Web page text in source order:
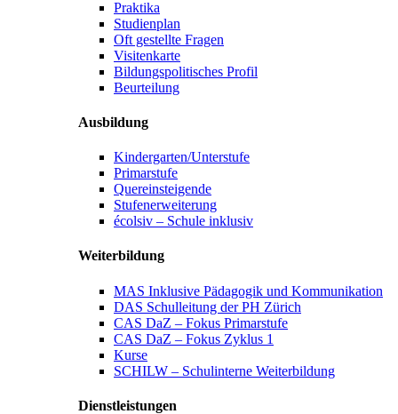
Praktika
Studienplan
Oft gestellte Fragen
Visitenkarte
Bildungspolitisches Profil
Beurteilung
Ausbildung
Kindergarten/Unterstufe
Primarstufe
Quereinsteigende
Stufenerweiterung
écolsiv – Schule inklusiv
Weiterbildung
MAS Inklusive Pädagogik und Kommunikation
DAS Schulleitung der PH Zürich
CAS DaZ – Fokus Primarstufe
CAS DaZ – Fokus Zyklus 1
Kurse
SCHILW – Schulinterne Weiterbildung
Dienstleistungen